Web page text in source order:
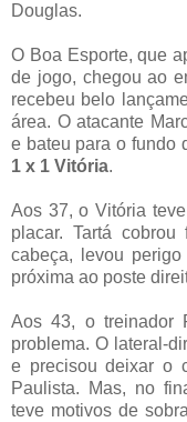
Douglas.
O Boa Esporte, que
de jogo, chegou ao
recebeu belo
área. O atacante
e bateu para o fundo
1 x 1 Vitória.
Aos 37, o Vitória
placar. Tartá
cabeça, levou
próxima ao poste
Aos 43, o treinador
problema. O lateral-
e precisou deixar o
Paulista. Mas, no
teve motivos de